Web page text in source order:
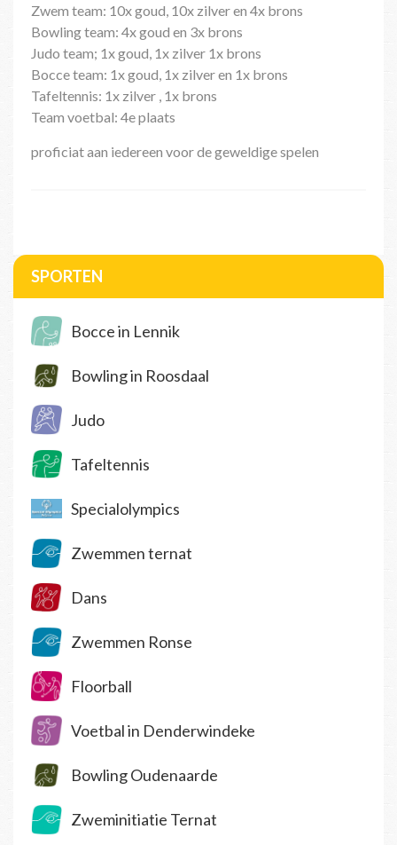
Zwem team: 10x goud, 10x zilver en 4x brons
Bowling team: 4x goud en 3x brons
Judo team; 1x goud, 1x zilver 1x brons
Bocce team: 1x goud, 1x zilver en 1x brons
Tafeltennis: 1x zilver , 1x brons
Team voetbal: 4e plaats
proficiat aan iedereen voor de geweldige spelen
SPORTEN
Bocce in Lennik
Bowling in Roosdaal
Judo
Tafeltennis
Specialolympics
Zwemmen ternat
Dans
Zwemmen Ronse
Floorball
Voetbal in Denderwindeke
Bowling Oudenaarde
Zweminitiatie Ternat